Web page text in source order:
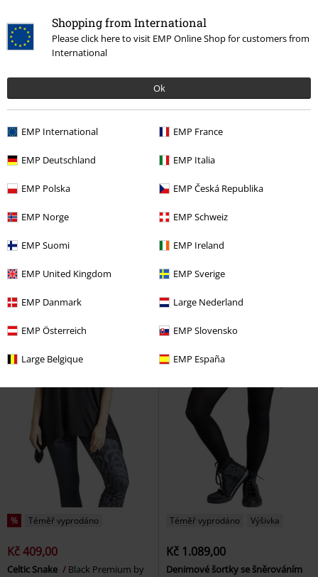
Shopping from International
Please click here to visit EMP Online Shop for customers from
International
Ok
EMP International EMP France
EMP Deutschland EMP Italia
EMP Polska EMP Česká Republika
EMP Norge EMP Schweiz
EMP Suomi EMP Ireland
EMP United Kingdom EMP Sverige
EMP Danmark Large Nederland
EMP Österreich EMP Slovensko
Large Belgique EMP España
Odnímatelné části Výšivka
Kč 1.629,00
Black Premium by EMP
%
Kč 549,00
EMP
Tričko s dlouhým rukávem
% Téměř vyprodáno
Kč 409,00
Celtic Snake
Black Premium by
Téměř vyprodáno Výšivka
Kč 1.089,00
Denimové šortky se šněrováním